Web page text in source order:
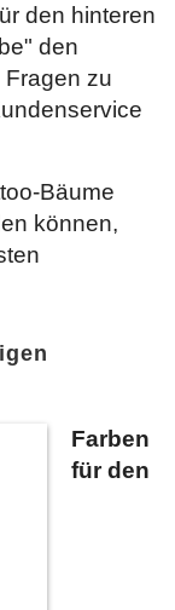
den hinteren
den
zu
Bäume
können,
Farben
für den